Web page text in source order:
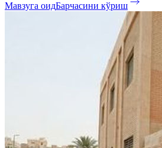
Мавзуга оидБарчасини кўриш